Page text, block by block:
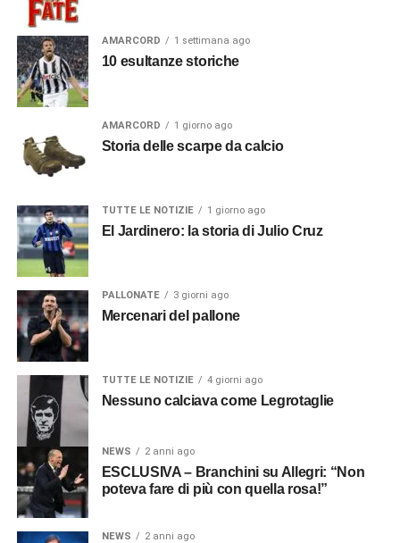
AMARCORD 1 settimana ago
10 esultanze storiche
AMARCORD 1 giorno ago
Storia delle scarpe da calcio
TUTTE LE NOTIZIE 1 giorno ago
El Jardinero: la storia di Julio Cruz
PALLONATE 3 giorni ago
Mercenari del pallone
TUTTE LE NOTIZIE 4 giorni ago
Nessuno calciava come Legrotaglie
NEWS 2 anni ago
ESCLUSIVA – Branchini su Allegri: “Non
poteva fare di più con quella rosa!”
NEWS 2 anni ago